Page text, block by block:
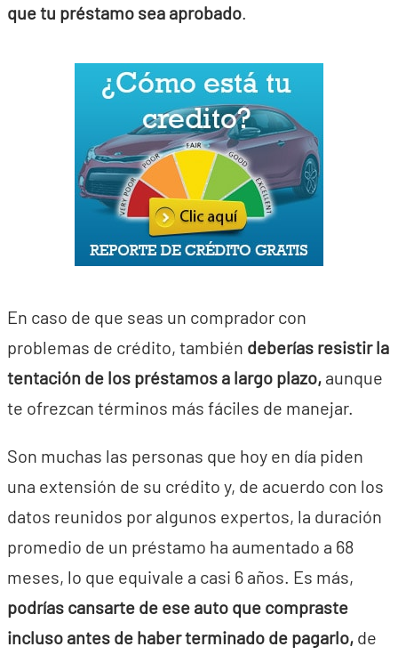
que tu préstamo sea aprobado.
En caso de que seas un comprador con
problemas de crédito, también deberías resistir la
tentación de los préstamos a largo plazo, aunque
te ofrezcan términos más fáciles de manejar.
Son muchas las personas que hoy en día piden
una extensión de su crédito y, de acuerdo con los
datos reunidos por algunos expertos, la duración
promedio de un préstamo ha aumentado a 68
meses, lo que equivale a casi 6 años. Es más,
podrías cansarte de ese auto que compraste
incluso antes de haber terminado de pagarlo, de